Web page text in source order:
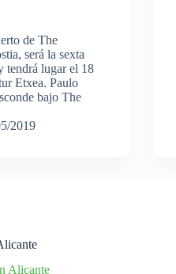
de The
será la sexta
tendrá lugar el 18
Etxea. Paulo
bajo The
2019